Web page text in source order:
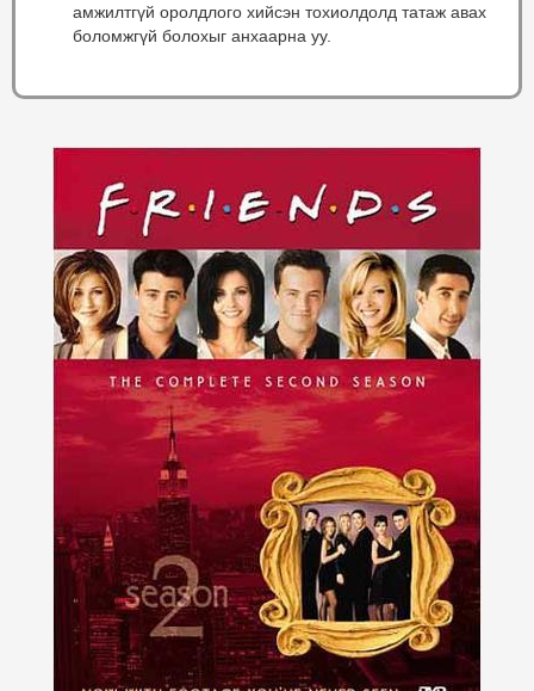
амжилтгүй оролдлого хийсэн тохиолдолд татаж авах
боломжгүй болохыг анхаарна уу.